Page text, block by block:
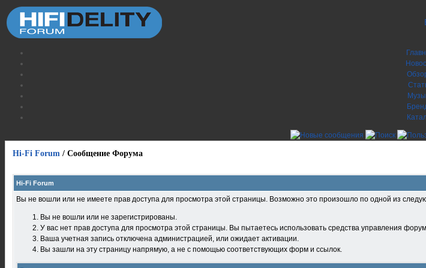
Hi-Fi Forum / Сообщение Форума
Hi-Fi Forum
Вы не вошли или не имеете прав доступа для просмотра этой страницы. Возможно это произошло по одной из
Вы не вошли или не зарегистрированы.
У вас нет прав доступа для просмотра этой страницы. Вы пытаетесь использовать средства управления
Ваша учетная запись отключена администрацией, или ожидает активации.
Вы зашли на эту страницу напрямую, а не с помощью соответствующих форм и ссылок.